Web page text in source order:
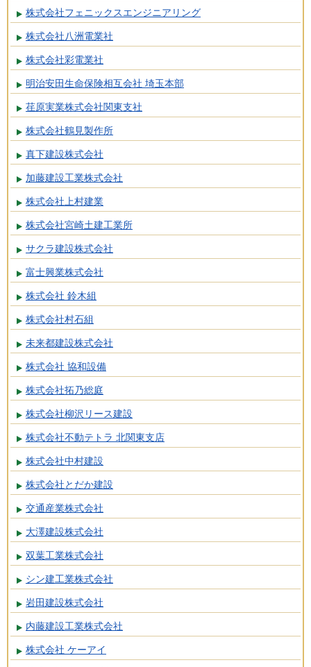
株式会社フェニックスエンジニアリング
株式会社八洲電業社
株式会社彩電業社
明治安田生命保険相互会社 埼玉本部
荏原実業株式会社関東支社
株式会社鶴見製作所
真下建設株式会社
加藤建設工業株式会社
株式会社上村建業
株式会社宮崎土建工業所
サクラ建設株式会社
富士興業株式会社
株式会社 鈴木組
株式会社村石組
未来都建設株式会社
株式会社 協和設備
株式会社拓乃総庭
株式会社柳沢リース建設
株式会社不動テトラ 北関東支店
株式会社中村建設
株式会社とだか建設
交通産業株式会社
大澤建設株式会社
双葉工業株式会社
シン建工業株式会社
岩田建設株式会社
内藤建設工業株式会社
株式会社 ケーアイ